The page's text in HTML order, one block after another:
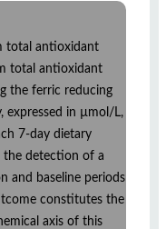
total antioxidant
total antioxidant
the ferric reducing
expressed in µmol/L,
7-day dietary
the detection of a
and baseline periods
constitutes the
axis of this